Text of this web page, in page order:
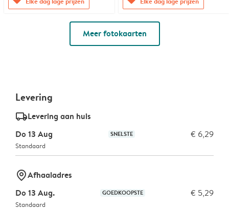
Meer fotokaarten
Levering
delivery_standard_v2Levering aan huis
Do 13 Aug
SNELSTE € 6,29
Standaard
marker-pinAfhaaladres
Do 13 Aug.
GOEDKOOPSTE € 5,29
Standaard